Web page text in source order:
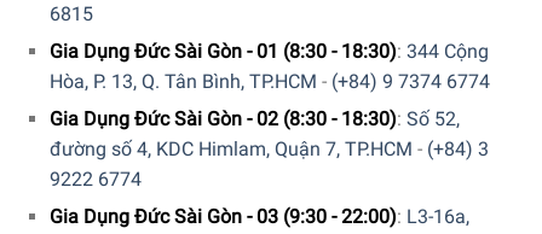
6815
Gia Dụng Đức Sài Gòn - 01 (8:30 - 18:30): 344 Cộng
Hòa, P. 13, Q. Tân Bình, TP.HCM - (+84) 9 7374 6774
Gia Dụng Đức Sài Gòn - 02 (8:30 - 18:30): Số 52,
đường số 4, KDC Himlam, Quận 7, TP.HCM - (+84) 3
9222 6774
Gia Dụng Đức Sài Gòn - 03 (9:30 - 22:00): L3-16a,